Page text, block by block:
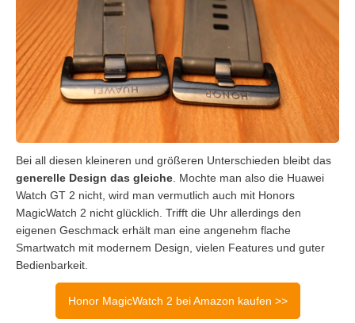
Bei all diesen kleineren und größeren Unterschieden bleibt das
generelle Design das gleiche . Mochte man also die Huawei
Watch GT 2 nicht, wird man vermutlich auch mit Honors
MagicWatch 2 nicht glücklich. Trifft die Uhr allerdings den
eigenen Geschmack erhält man eine angenehm flache
Smartwatch mit modernem Design, vielen Features und guter
Bedienbarkeit.
Honor MagicWatch 2 bei Amazon kaufen >>